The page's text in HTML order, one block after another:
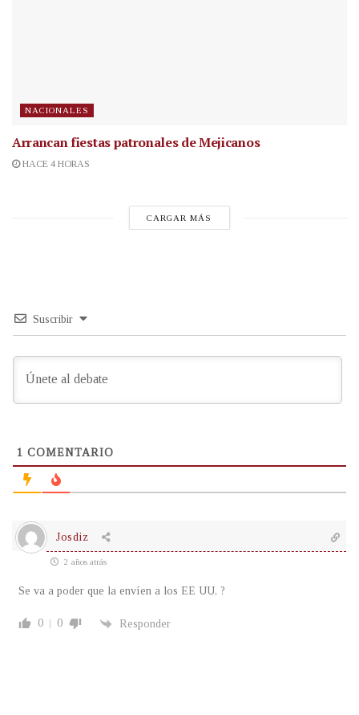
NACIONALES
Arrancan fiestas patronales de Mejicanos
HACE 4 HORAS
CARGAR MÁS
Suscribir
1 COMENTARIO
Josdiz
2 años atrás
Se va a poder que la envíen a los EE UU, ?
0 0 Responder